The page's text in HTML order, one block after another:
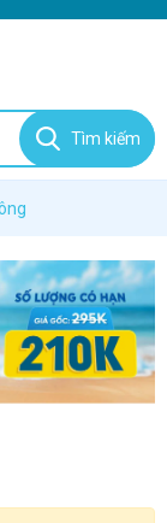
Tìm kiếm